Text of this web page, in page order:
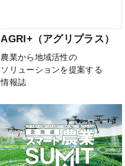
AGRI+（アグリプラス）
農業から地域活性の
ソリューションを提案する
情報誌